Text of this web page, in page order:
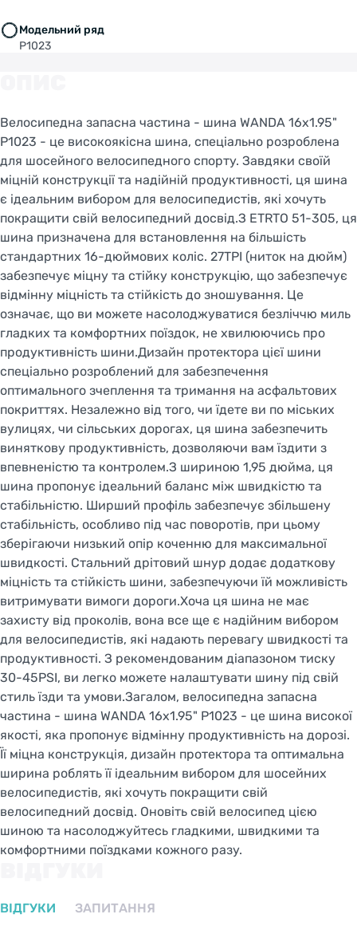
Модельний ряд
P1023
Велосипедна запасна частина - шина WANDA 16x1.95"
P1023 - це високоякісна шина, спеціально розроблена
для шосейного велосипедного спорту. Завдяки своїй
міцній конструкції та надійній продуктивності, ця шина
є ідеальним вибором для велосипедистів, які хочуть
покращити свій велосипедний досвід.З ETRTO 51-305, ця
шина призначена для встановлення на більшість
стандартних 16-дюймових коліс. 27TPI (ниток на дюйм)
забезпечує міцну та стійку конструкцію, що забезпечує
відмінну міцність та стійкість до зношування. Це
означає, що ви можете насолоджуватися безліччю миль
гладких та комфортних поїздок, не хвилюючись про
продуктивність шини.Дизайн протектора цієї шини
спеціально розроблений для забезпечення
оптимального зчеплення та тримання на асфальтових
покриттях. Незалежно від того, чи їдете ви по міських
вулицях, чи сільських дорогах, ця шина забезпечить
виняткову продуктивність, дозволяючи вам їздити з
впевненістю та контролем.З шириною 1,95 дюйма, ця
шина пропонує ідеальний баланс між швидкістю та
стабільністю. Ширший профіль забезпечує збільшену
стабільність, особливо під час поворотів, при цьому
зберігаючи низький опір коченню для максимальної
швидкості. Стальний дрітовий шнур додає додаткову
міцність та стійкість шини, забезпечуючи їй можливість
витримувати вимоги дороги.Хоча ця шина не має
захисту від проколів, вона все ще є надійним вибором
для велосипедистів, які надають перевагу швидкості та
продуктивності. З рекомендованим діапазоном тиску
30-45PSI, ви легко можете налаштувати шину під свій
стиль їзди та умови.Загалом, велосипедна запасна
частина - шина WANDA 16x1.95" P1023 - це шина високої
якості, яка пропонує відмінну продуктивність на дорозі.
Її міцна конструкція, дизайн протектора та оптимальна
ширина роблять її ідеальним вибором для шосейних
велосипедистів, які хочуть покращити свій
велосипедний досвід. Оновіть свій велосипед цією
шиною та насолоджуйтесь гладкими, швидкими та
комфортними поїздками кожного разу.
ВІДГУКИ ЗАПИТАННЯ